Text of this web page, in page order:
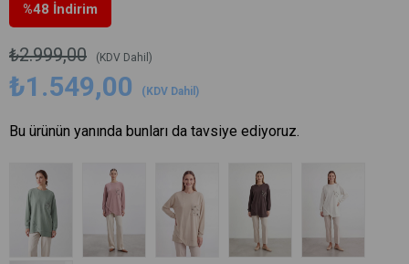
%48 İndirim
₺2.999,00 (KDV Dahil)
₺1.549,00 (KDV Dahil)
Bu ürünün yanında bunları da tavsiye ediyoruz.